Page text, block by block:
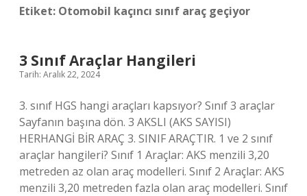
Etiket: Otomobil kaçıncı sınıf araç geçiyor
3 Sınıf Araçlar Hangileri
Tarih: Aralık 22, 2024
3. sınıf HGS hangi araçları kapsıyor? Sınıf 3 araçlar
Sayfanın başına dön. 3 AKSLI (AKS SAYISI)
HERHANGİ BİR ARAÇ 3. SINIF ARAÇTIR. 1 ve 2 sınıf
araçlar hangileri? Sınıf 1 Araçlar: AKS menzili 3,20
metreden az olan araç modelleri. Sınıf 2 Araçlar: AKS
menzili 3,20 metreden fazla olan araç modelleri. Sınıf